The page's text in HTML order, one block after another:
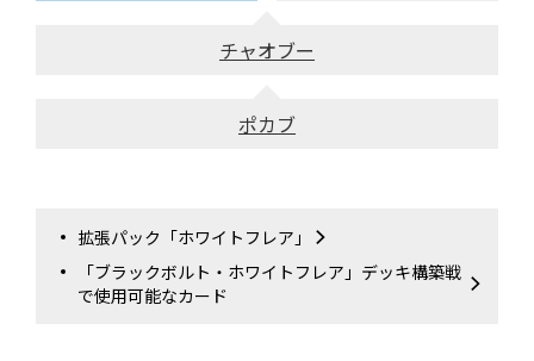
チャオブー
ポカブ
拡張パック「ホワイトフレア」
「ブラックボルト・ホワイトフレア」デッキ構築戦
で使用可能なカード